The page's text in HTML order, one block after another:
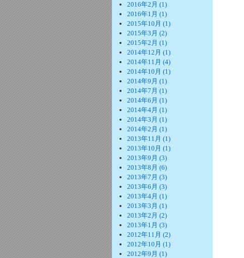
2016年2月 (1)
2016年1月 (1)
2015年10月 (1)
2015年3月 (2)
2015年2月 (1)
2014年12月 (1)
2014年11月 (4)
2014年10月 (1)
2014年9月 (1)
2014年7月 (1)
2014年6月 (1)
2014年4月 (1)
2014年3月 (1)
2014年2月 (1)
2013年11月 (1)
2013年10月 (1)
2013年9月 (3)
2013年8月 (6)
2013年7月 (3)
2013年6月 (3)
2013年4月 (1)
2013年3月 (1)
2013年2月 (2)
2013年1月 (3)
2012年11月 (2)
2012年10月 (1)
2012年9月 (1)